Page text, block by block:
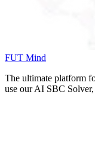
FUT Mind
The ultimate platform
use our AI SBC